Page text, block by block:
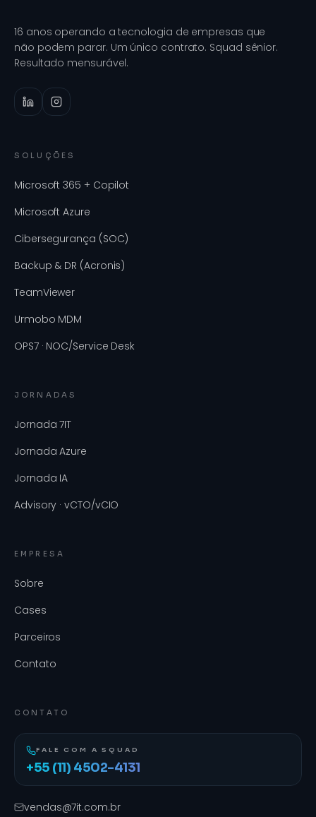
16 anos operando a tecnologia de empresas que
não podem parar. Um único contrato. Squad sênior.
Resultado mensurável.
SOLUÇÕES
Microsoft 365 + Copilot
Microsoft Azure
Cibersegurança (SOC)
Backup & DR (Acronis)
TeamViewer
Urmobo MDM
OPS7 · NOC/Service Desk
JORNADAS
Jornada 7IT
Jornada Azure
Jornada IA
Advisory · vCTO/vCIO
EMPRESA
Sobre
Cases
Parceiros
Contato
CONTATO
FALE COM A SQUAD
+55 (11) 4502-4131
vendas@7it.com.br